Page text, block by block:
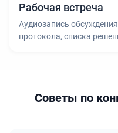
Рабочая встреча
Аудиозапись
протокола, списка
Советы по